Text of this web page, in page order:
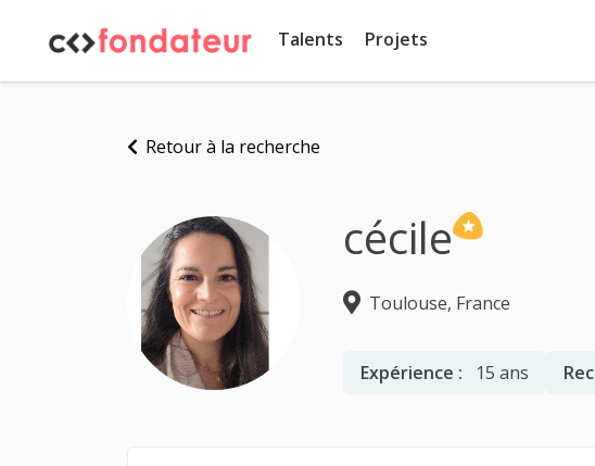
Talents Projets
Retour à la recherche
cécile
Toulouse, France
Expérience : 15 ans